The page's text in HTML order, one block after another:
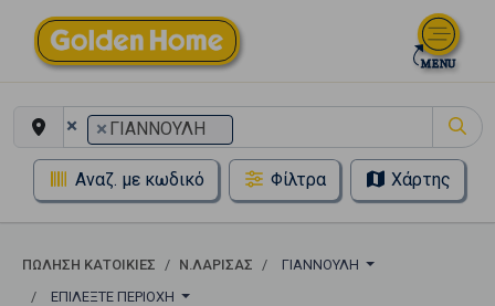
× × ΓΙΑΝΝΟΥΛΗ
Αναζ. με κωδικό Φίλτρα Χάρτης
ΠΏΛΗΣΗ ΚΑΤΟΙΚΊΕΣ Ν.ΛΑΡΙΣΑΣ
ΓΙΑΝΝΟΥΛΗ
ΕΠΙΛΈΞΤΕ ΠΕΡΙΟΧΉ